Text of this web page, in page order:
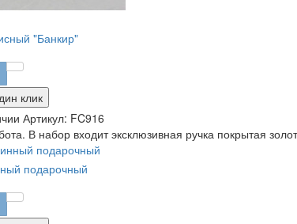
"Банкир"
клик
Артикул: FC916
В набор входит эксклюзивная ручка покрытая
подарочный